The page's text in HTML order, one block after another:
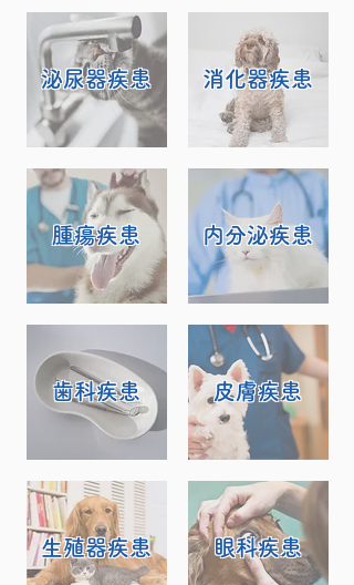
泌尿器疾患
腫瘍疾患
歯科疾患
生殖器疾患
消化器疾患
内分泌疾患
​皮膚疾患
眼科疾患